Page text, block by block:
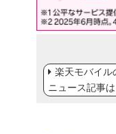
楽天モバイル
ニュース記事は